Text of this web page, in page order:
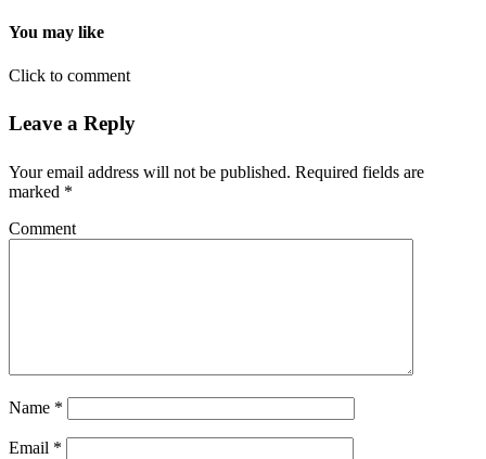
You may like
Click to comment
Leave a Reply
Your email address will not be published. Required fields are
marked *
Comment
Name *
Email *